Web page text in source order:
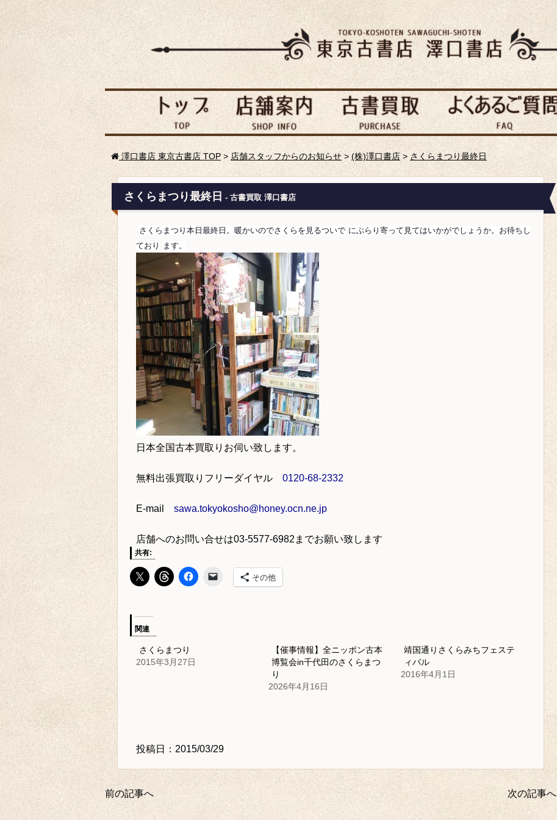
澤口書店 東京古書店 TOP > 店舗スタッフからのお知らせ >(株)澤口書店 >さくらまつり最終日
さくらまつり最終日 - 古書買取 澤口書店
さくらまつり本日最終日。暖かいのでさくらを見るついで にぶらり寄って見てはいかがでしょうか。お待ちし
ており
ます。
日本全国古本買取り お伺い致します。
無料出張買取りフリーダイヤル 0120-68-2332
E-mail sawa.tokyokosho@honey.ocn.ne.jp
店舗へのお問い合せは03-5577-6982 までお願い致します
共有:
その他
関連
さくらまつり
2015年3月27日
【催事情報】全ニッポン古本
博覧会in千代田のさくらまつ
り
2026年4月16日
靖国通りさくらみちフェステ
ィバル
2016年4月1日
投稿日：2015/03/29
次の記事へ
前の記事へ